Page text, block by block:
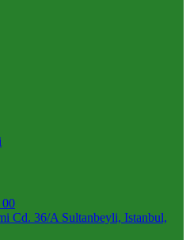
00
Cd. 36/A Sultanbeyli, Istanbul,